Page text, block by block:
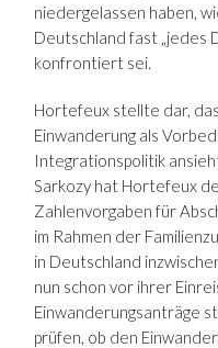
niedergelassen haben,
Deutschland fast „jedes
konfrontiert sei.
Hortefeux stellte dar,
Einwanderung als
Integrationspolitik
Sarkozy hat Hortefeux
Zahlenvorgaben für
im Rahmen der
in Deutschland
nun schon vor ihrer
Einwanderungsanträge
prüfen, ob den